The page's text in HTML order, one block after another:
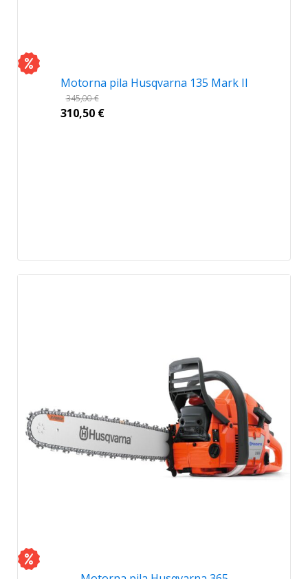
Motorna pila Husqvarna 135 Mark II
345,00€
310,50 €